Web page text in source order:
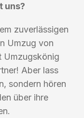
uns?
zuverlässigen
Umzug von
Umzugskönig
Aber lass
sondern hören
über ihre